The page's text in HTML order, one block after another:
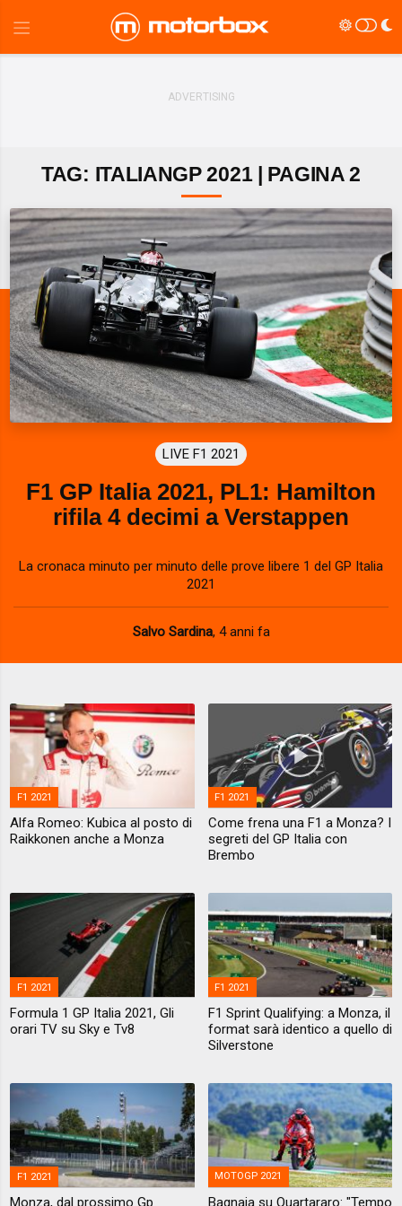
TAG: ITALIANGP 2021 | PAGINA 2
LIVE F1 2021
F1 GP Italia 2021, PL1: Hamilton
rifila 4 decimi a Verstappen
La cronaca minuto per minuto delle prove libere 1 del GP Italia
2021
Salvo Sardina, 4 anni fa
F1 2021
Alfa Romeo: Kubica al posto di
Raikkonen anche a Monza
F1 2021
Come frena una F1 a Monza? I
segreti del GP Italia con
Brembo
F1 2021
Formula 1 GP Italia 2021, Gli
orari TV su Sky e Tv8
F1 2021
F1 Sprint Qualifying: a Monza, il
format sarà identico a quello di
Silverstone
F1 2021
Monza, dal prossimo Gp
MOTOGP 2021
Bagnaia su Quartararo: "Tempo